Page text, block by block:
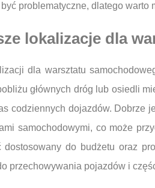
problematyczne, dlatego
lokalizacje dla
dla warsztatu
głównych dróg lub osiedli
codziennych dojazdów. Dobrze
samochodowymi, co może
do budżetu oraz
przechowywania pojazdów i